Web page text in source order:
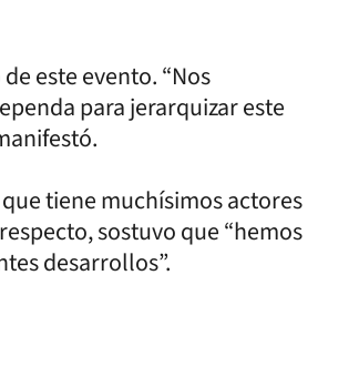
este evento. “Nos
para jerarquizar este
tiene muchísimos actores
sostuvo que “hemos
desarrollos”.